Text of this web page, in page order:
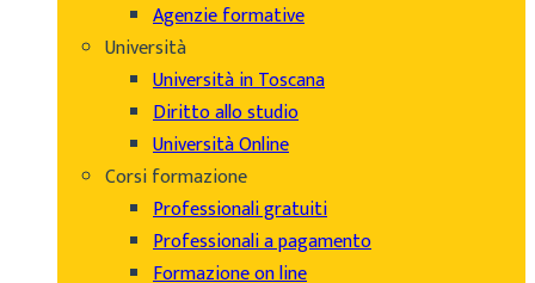
Agenzie formative
Università
Università in Toscana
Diritto allo studio
Università Online
Corsi formazione
Professionali gratuiti
Professionali a pagamento
Formazione on line